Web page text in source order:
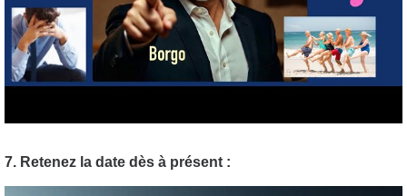
7. Retenez la date dès à présent :